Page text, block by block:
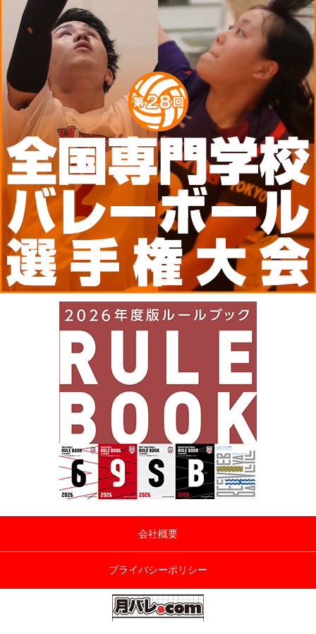
会社概要
プライバシーポリシー